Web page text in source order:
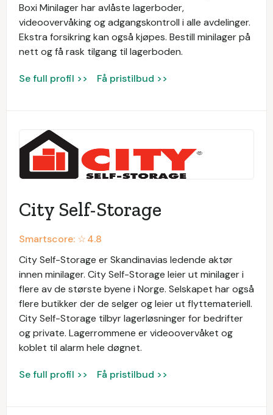
Boxi Minilager har avlåste lagerboder,
videoovervåking og adgangskontroll i alle avdelinger.
Ekstra forsikring kan også kjøpes. Bestill minilager på
nett og få rask tilgang til lagerboden.
Se full profil >> Få pristilbud >>
City Self-Storage
Smartscore: ☆4.8
City Self-Storage er Skandinavias ledende aktør
innen minilager. City Self-Storage leier ut minilager i
flere av de største byene i Norge. Selskapet har også
flere butikker der de selger og leier ut flyttemateriell.
City Self-Storage tilbyr lagerløsninger for bedrifter
og private. Lagerrommene er videoovervåket og
koblet til alarm hele døgnet.
Se full profil >> Få pristilbud >>